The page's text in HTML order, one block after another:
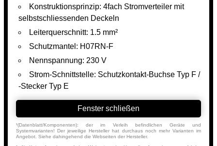
Konstruktionsprinzip: 4fach Stromverteiler mit
selbstschliessenden Deckeln
Leiterquerschnitt: 1.5 mm²
Schutzmantel: H07RN-F
Nennspannung: 230 V
Strom-Schnittstelle: Schutzkontakt-Buchse Typ F /
-Stecker Typ E
Fenster schließen
¹(Datenblatt/Komponenten): der im Verleih befindlichen Geräte und
Systemvarianten! Der jeweilige Hersteller hat durchaus noch mehr Varianten im
Angebot. Siehe dahingehend die Webseiten der Hersteller.